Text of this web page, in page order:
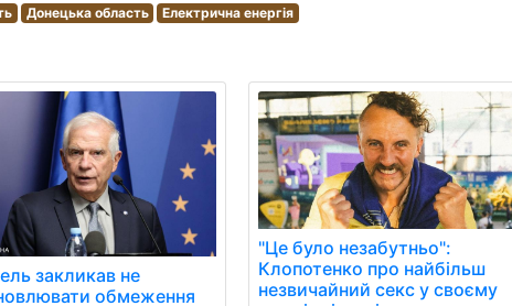
Донецька область Електрична енергія
закликав не
обмеження
"Це було незабутньо":
Клопотенко про найбільш
незвичайний секс у своєму